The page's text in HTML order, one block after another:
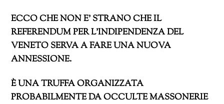
ECCO CHE NON E’ STRANO CHE IL
REFERENDUM PER L’INDIPENDENZA DEL
VENETO SERVA A FARE UNA NUOVA
ANNESSIONE.
È UNA TRUFFA ORGANIZZATA
PROBABILMENTE DA OCCULTE MASSONERIE